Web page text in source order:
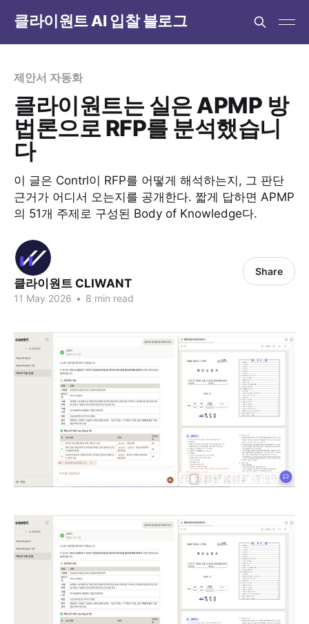
클라이원트 AI 입찰 블로그
제안서 자동화
클라이원트는 실은 APMP 방
법론으로 RFP를 분석했습니
다
이 글은 Contrl이 RFP를 어떻게 해석하는지, 그 판단
근거가 어디서 오는지를 공개한다. 짧게 답하면 APMP
의 51개 주제로 구성된 Body of Knowledge다.
클라이원트 CLIWANT
11 May 2026 • 8 min read
Share